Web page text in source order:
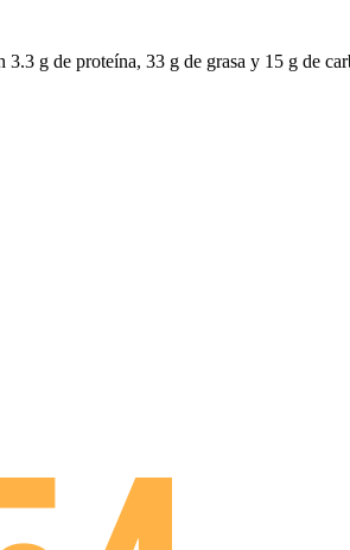
3.3 g de proteína, 33 g de grasa y 15 g de